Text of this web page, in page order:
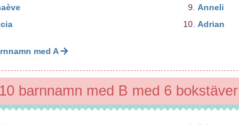
Anneli
Adrian
med A
barnnamn med B med 6 bokstäver